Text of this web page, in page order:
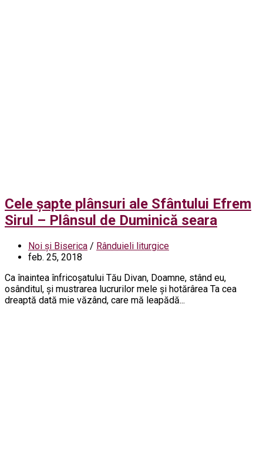
Cele șapte plânsuri ale Sfântului Efrem
Sirul – Plânsul de Duminică seara
Noi și Biserica / Rânduieli liturgice
feb. 25, 2018
Ca înaintea înfricoșatului Tău Divan, Doamne, stând eu,
osânditul, și mustrarea lucrurilor mele și hotărârea Ta cea
dreaptă dată mie văzând, care mă leapădă...